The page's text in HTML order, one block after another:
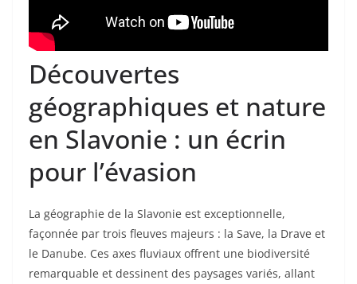
Découvertes
géographiques et nature
en Slavonie : un écrin
pour l’évasion
La géographie de la Slavonie est exceptionnelle,
façonnée par trois fleuves majeurs : la Save, la Drave et
le Danube. Ces axes fluviaux offrent une biodiversité
remarquable et dessinent des paysages variés, allant